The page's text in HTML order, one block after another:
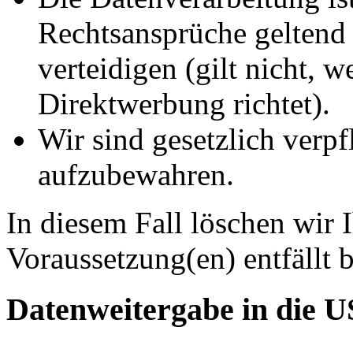
Rechtsansprüche
verteidigen (gilt nicht,
Direktwerbung richtet).
Wir sind gesetzlich
aufzubewahren.
In diesem Fall löschen wir
Voraussetzung(en) entfällt
Datenweitergabe in die